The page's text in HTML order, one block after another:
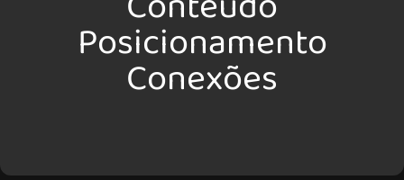
Posicionamento
Conexões